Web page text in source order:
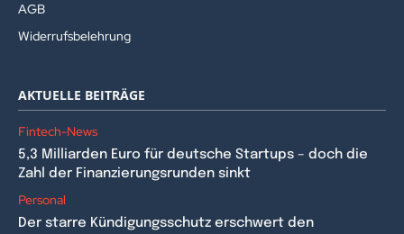
AGB
Widerrufsbelehrung
AKTUELLE BEITRÄGE
Fintech-News
5,3 Milliarden Euro für deutsche Startups – doch die
Zahl der Finanzierungsrunden sinkt
Personal
Der starre Kündigungsschutz erschwert den